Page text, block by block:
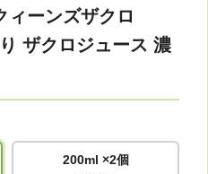
ィーンズザクロ
ザクロジュース 濃
200ml ×2個